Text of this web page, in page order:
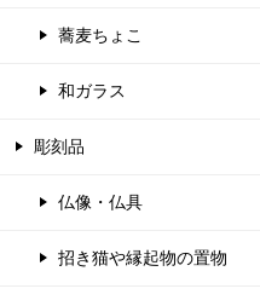
蕎麦ちょこ
和ガラス
彫刻品
仏像・仏具
招き猫や縁起物の置物